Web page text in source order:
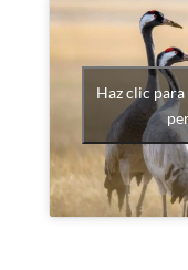
Haz clic